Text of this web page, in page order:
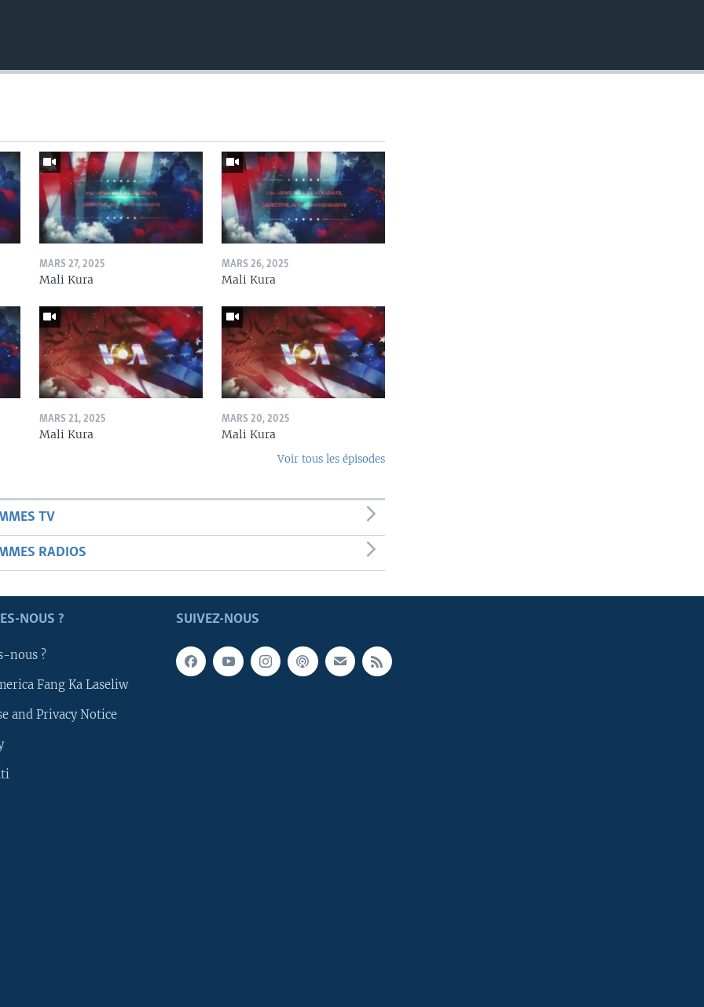
MARS 27, 2025
Mali Kura
MARS 26, 2025
Mali Kura
MARS 21, 2025
Mali Kura
MARS 20, 2025
Mali Kura
Voir tous les épisodes
TV
RADIOS
SUIVEZ-NOUS
NOUS ?
nous ?
Fang Ka Laseliw
and Privacy Notice